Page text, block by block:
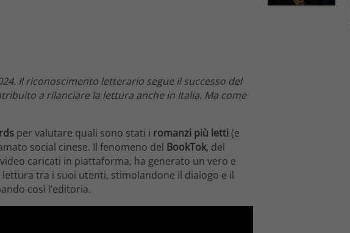
Il riconoscimento letterario segue il successo del
a rilanciare la lettura anche in Italia. Ma come
per valutare quali sono stati i romanzi più letti(e
social cinese. Il fenomeno del BookTok, del
caricati in piattaforma, ha generato un vero e
tra i suoi utenti, stimolandone il dialogo e il
così l’editoria.